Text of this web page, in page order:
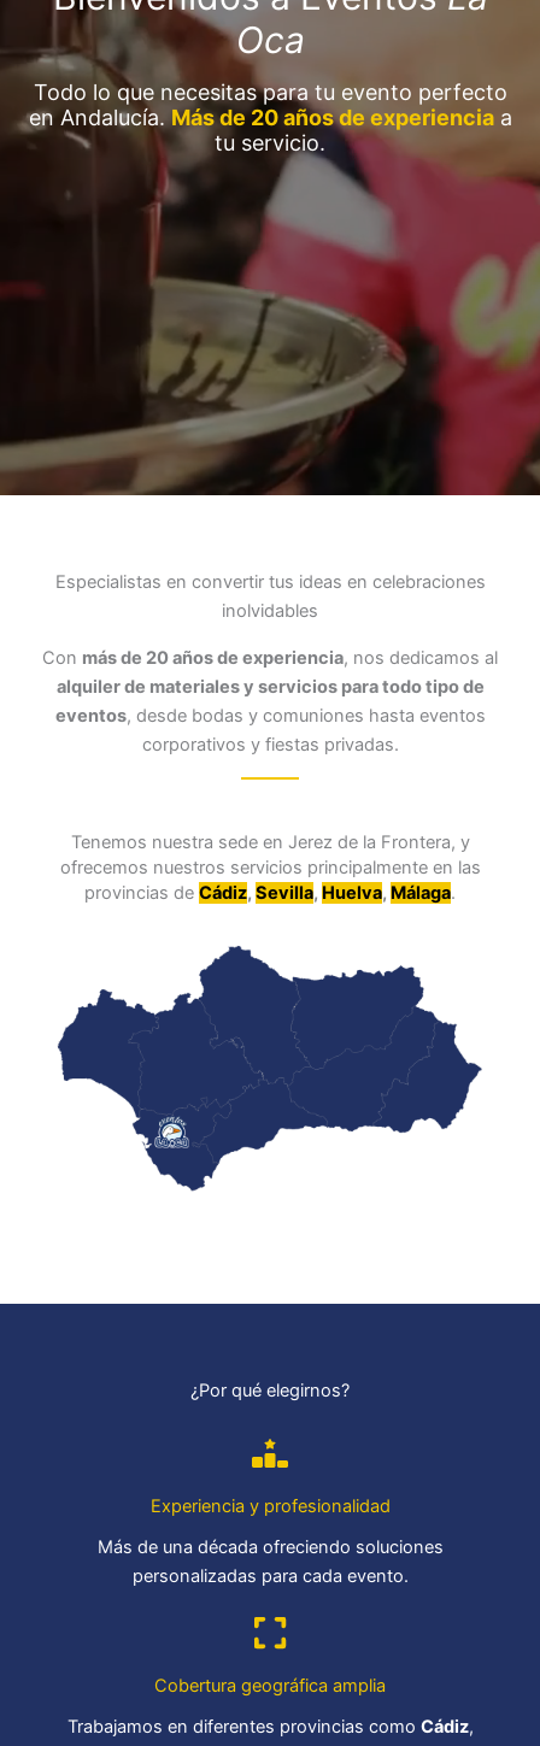
Oca
Todo lo que necesitas para tu evento perfecto
en Andalucía. Más de 20 años de experienciaa
tu servicio.
Especialistas en convertir tus ideas en celebraciones
inolvidables
Con más de 20 años de experiencia, nos dedicamos al
alquiler de materiales y servicios para todo tipo de
eventos, desde bodas y comuniones hasta eventos
corporativos y fiestas privadas.
Tenemos nuestra sede en Jerez de la Frontera, y
ofrecemos nuestros servicios principalmente en las
provincias de Cádiz, Sevilla, Huelva, Málaga.
¿Por qué elegirnos?
Experiencia y profesionalidad
Más de una década ofreciendo soluciones
personalizadas para cada evento.
Cobertura geográfica amplia
Trabajamos en diferentes provincias como Cádiz,